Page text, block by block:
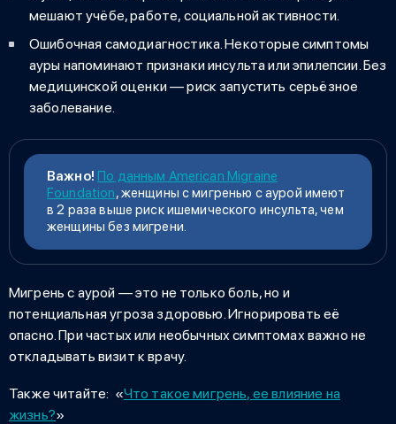
мешают учёбе, работе, социальной активности.
Ошибочная самодиагностика. Некоторые симптомы
ауры напоминают признаки инсульта или эпилепсии. Без
медицинской оценки — риск запустить серьёзное
заболевание.
Важно! По данным American Migraine
Foundation, женщины с мигренью с аурой имеют
в 2 раза выше риск ишемического инсульта, чем
женщины без мигрени.
Мигрень с аурой — это не только боль, но и
потенциальная угроза здоровью. Игнорировать её
опасно. При частых или необычных симптомах важно не
откладывать визит к врачу.
Также читайте: «Что такое мигрень, ее влияние на
жизнь?»